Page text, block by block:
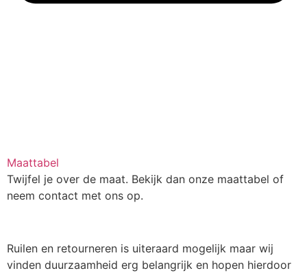
Maattabel
Twijfel je over de maat. Bekijk dan onze maattabel of
neem contact met ons op.
Ruilen en retourneren is uiteraard mogelijk maar wij
vinden duurzaamheid erg belangrijk en hopen hierdoor